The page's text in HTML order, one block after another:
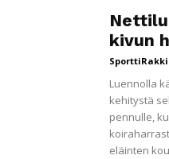
kivun
Luennolla
kehitystä
pennulle,
eläinten